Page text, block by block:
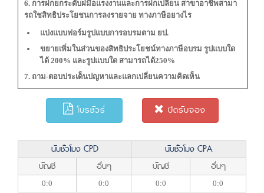
6. การฝกยกระดับฝมือแรงงานและการฝกเปลี่ยน สาขาอาชีพสามา
รถใชสิทธิประโยชนการลงรายจาย ทางภาษีอยางไร
แบ่งแบบฟอร์มรูปแบบการอบรมตาม ยป.
ขยายเพิ่มในส่วนของสิทธิประโยชน์ทางภาษีอบรม รูปแบบใด
ได้ 200% และรูปแบบใด สามารถได้250%
7. ถาม-ตอบประเด็นปญหาและแลกเปลี่ยนความคิดเห็น
โบรชัวร์ ปิดรับจอง
นับชั่วโมง CPD
นับชั่วโมง CPA
บัญชี
อื่นๆ บัญชี อื่นๆ
0:0 0:0 0:0 0:0